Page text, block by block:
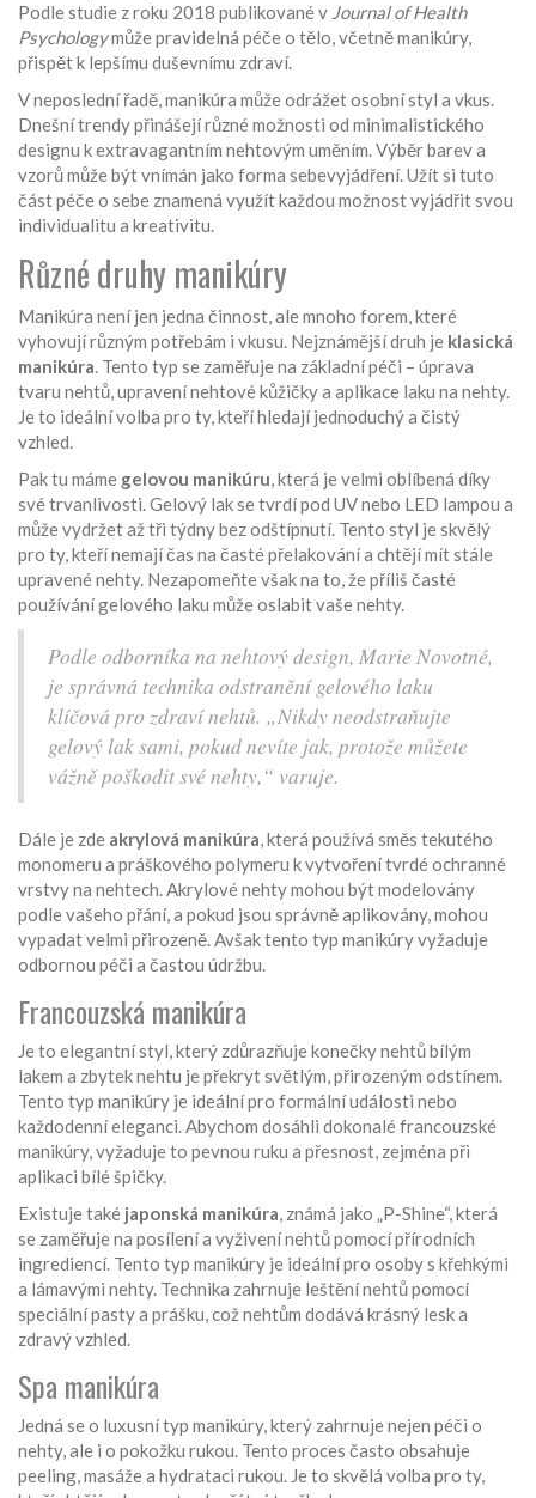
Podle studie z roku 2018 publikované v Journal of Health
Psychologymůže pravidelná péče o tělo, včetně manikúry,
přispět k lepšímu duševnímu zdraví.
V neposlední řadě, manikúra může odrážet osobní styl a vkus.
Dnešní trendy přinášejí různé možnosti od minimalistického
designu k extravagantním nehtovým uměním. Výběr barev a
vzorů může být vnímán jako forma sebevyjádření. Užít si tuto
část péče o sebe znamená využít každou možnost vyjádřit svou
individualitu a kreativitu.
Různé druhy manikúry
Manikúra není jen jedna činnost, ale mnoho forem, které
vyhovují různým potřebám i vkusu. Nejznámější druh je klasická
manikúra. Tento typ se zaměřuje na základní péči – úprava
tvaru nehtů, upravení nehtové kůžičky a aplikace laku na nehty.
Je to ideální volba pro ty, kteří hledají jednoduchý a čistý
vzhled.
Pak tu máme gelovou manikúru, která je velmi oblíbená díky
své trvanlivosti. Gelový lak se tvrdí pod UV nebo LED lampou a
může vydržet až tři týdny bez odštípnutí. Tento styl je skvělý
pro ty, kteří nemají čas na časté přelakování a chtějí mít stále
upravené nehty. Nezapomeňte však na to, že příliš časté
používání gelového laku může oslabit vaše nehty.
Podle odborníka na nehtový design, Marie Novotné,
je správná technika odstranění gelového laku
klíčová pro zdraví nehtů. „Nikdy neodstraňujte
gelový lak sami, pokud nevíte jak, protože můžete
vážně poškodit své nehty,“ varuje.
Dále je zde akrylová manikúra, která používá směs tekutého
monomeru a práškového polymeru k vytvoření tvrdé ochranné
vrstvy na nehtech. Akrylové nehty mohou být modelovány
podle vašeho přání, a pokud jsou správně aplikovány, mohou
vypadat velmi přirozeně. Avšak tento typ manikúry vyžaduje
odbornou péči a častou údržbu.
Francouzská manikúra
Je to elegantní styl, který zdůrazňuje konečky nehtů bílým
lakem a zbytek nehtu je překryt světlým, přirozeným odstínem.
Tento typ manikúry je ideální pro formální události nebo
každodenní eleganci. Abychom dosáhli dokonalé francouzské
manikúry, vyžaduje to pevnou ruku a přesnost, zejména při
aplikaci bílé špičky.
Existuje také japonská manikúra, známá jako „P-Shine“, která
se zaměřuje na posílení a vyživení nehtů pomocí přírodních
ingrediencí. Tento typ manikúry je ideální pro osoby s křehkými
a lámavými nehty. Technika zahrnuje leštění nehtů pomocí
speciální pasty a prášku, což nehtům dodává krásný lesk a
zdravý vzhled.
Spa manikúra
Jedná se o luxusní typ manikúry, který zahrnuje nejen péči o
nehty, ale i o pokožku rukou. Tento proces často obsahuje
peeling, masáže a hydrataci rukou. Je to skvělá volba pro ty,